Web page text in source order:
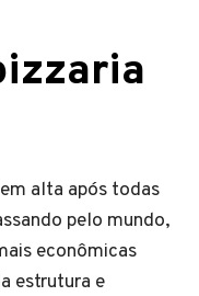
alta após todas
pelo mundo,
econômicas
estrutura e